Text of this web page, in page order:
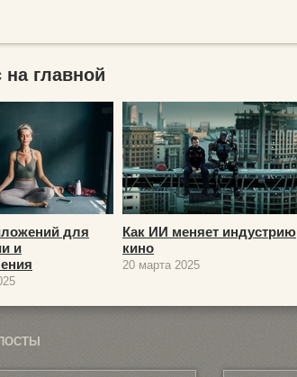
на главной
для
и
Как ИИ меняет индустрию
кино
20 марта 2025